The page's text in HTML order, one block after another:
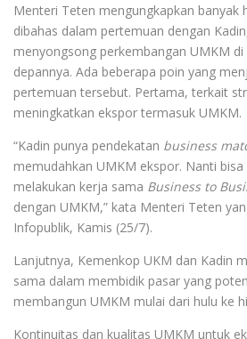
Menteri Teten mengungkapkan banyak
dibahas dalam pertemuan dengan
menyongsong perkembangan UMKM
depannya. Ada beberapa poin yang
pertemuan tersebut. Pertama, terkait
meningkatkan ekspor termasuk UMKM.
“Kadin punya pendekatan business
memudahkan UMKM ekspor. Nanti
melakukan kerja sama Business to
dengan UMKM,” kata Menteri Teten
Infopublik, Kamis (25/7).
Lanjutnya, Kemenkop UKM dan Kadin
sama dalam membidik pasar yang
membangun UMKM mulai dari hulu ke
Kontinuitas dan kualitas UMKM untuk